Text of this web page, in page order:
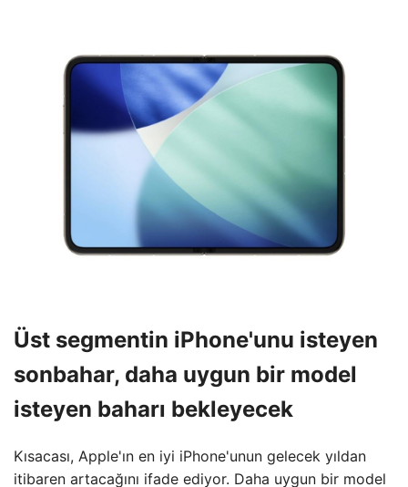
Üst segmentin iPhone'unu isteyen
sonbahar, daha uygun bir model
isteyen baharı bekleyecek
Kısacası, Apple'ın en iyi iPhone'unun gelecek yıldan
itibaren artacağını ifade ediyor. Daha uygun bir model